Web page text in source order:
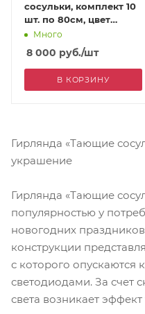
сосульки, комплект 10
шт. по 80см, цвет
белый
Много
8 000 руб./шт
В КОРЗИНУ
Гирлянда «Тающие
украшение
Гирлянда «Тающие
популярностью у
новогодних
конструкции
с которого опускаются
светодиодами. За счет
света возникает эффект